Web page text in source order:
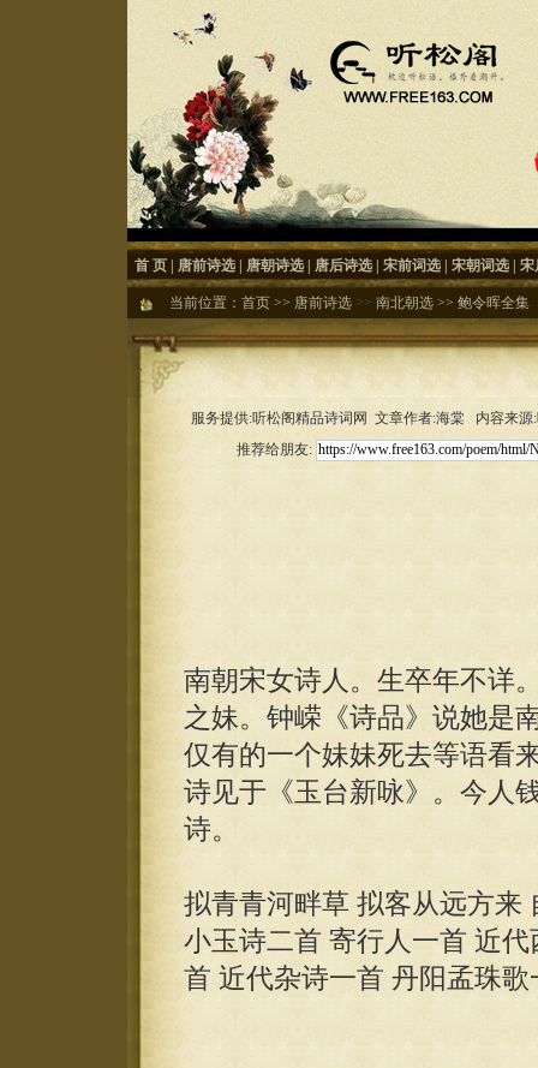
首 页 唐前诗选 唐朝诗选 唐后诗选 宋前词选 宋朝词选 宋
当前位置： 首页 >> 唐前诗选 >> 南北朝选 >> 鲍令晖全集
服务提供:听松阁精品诗词网 文章作者:海棠 内容来
推荐给朋友:
南朝宋女诗人。生卒年不详
之妹。钟嵘《诗品》说她是
仅有的一个妹妹死去等语看
诗见于《玉台新咏》。今人
诗。
拟青青河畔草 拟客从远方来
小玉诗二首 寄行人一首 近
首 近代杂诗一首 丹阳孟珠